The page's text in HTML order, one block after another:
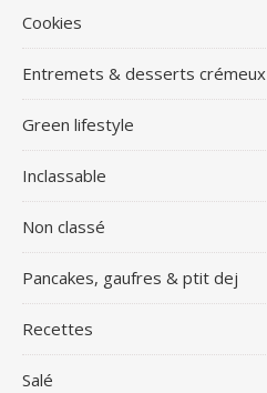
Cookies
Entremets & desserts crémeux
Green lifestyle
Inclassable
Non classé
Pancakes, gaufres & ptit dej
Recettes
Salé